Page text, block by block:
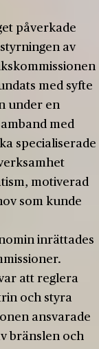
påverkade
av
med syfte
under en
med
specialiserade
motiverad
som kunde
inrättades
att reglera
och styra
ansvarade
bränslen och